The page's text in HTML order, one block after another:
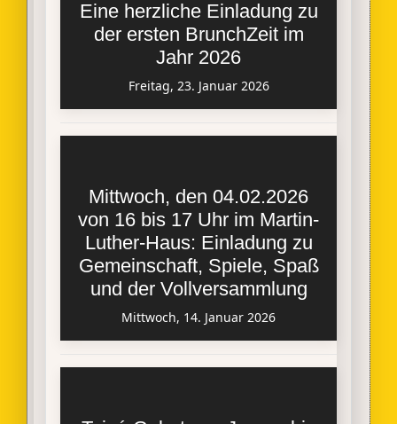
Eine herzliche Einladung zu
der ersten BrunchZeit im
Jahr 2026
Freitag, 23. Januar 2026
Mittwoch, den 04.02.2026
von 16 bis 17 Uhr im Martin-
Luther-Haus: Einladung zu
Gemeinschaft, Spiele, Spaß
und der Vollversammlung
Mittwoch, 14. Januar 2026